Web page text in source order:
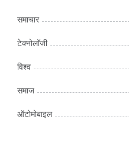
समाचार
टेक्नोलॉजी
विश्व
समाज
ऑटोमोबाइल